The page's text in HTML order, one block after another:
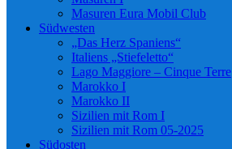
Masuren Eura Mobil Club
Südwesten
„Das Herz Spaniens“
Italiens „Stiefeletto“
Lago Maggiore – Cinque Terre
Marokko I
Marokko II
Sizilien mit Rom I
Sizilien mit Rom 05-2025
Südosten